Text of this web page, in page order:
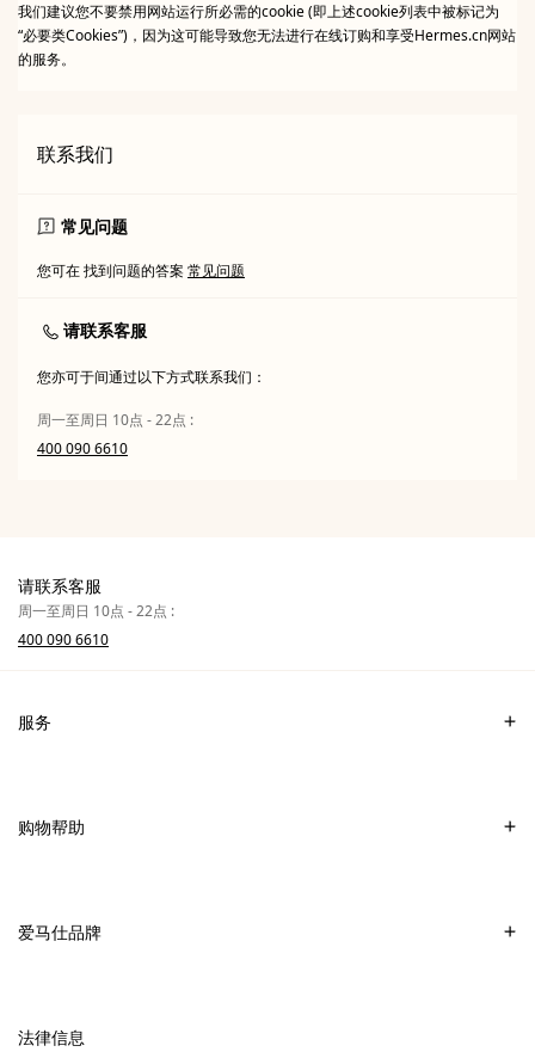
我们建议您不要禁用网站运行所必需的cookie (即上述cookie列表中被标记为
“必要类Cookies”)，因为这可能导致您无法进行在线订购和享受Hermes.cn网站
的服务。
联系我们
常见问题
您可在 找到问题的答案 常见问题
请联系客服
您亦可于间通过以下方式联系我们：
周一至周日 10点 - 22点 :
400 090 6610
服务
销售Apple Watch Hermès的专卖店
购物帮助
爱马仕品牌
法律信息
请联系客服
周一至周日 10点 - 22点 :
400 090 6610